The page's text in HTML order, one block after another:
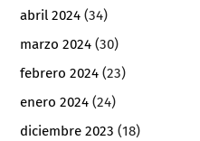
abril 2024 (34)
marzo 2024 (30)
febrero 2024 (23)
enero 2024 (24)
diciembre 2023 (18)